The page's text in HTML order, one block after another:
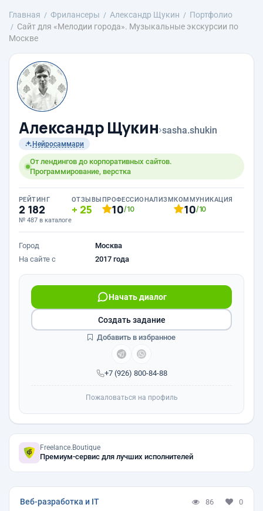
Главная Фрилансеры Александр Щукин
Портфолио
Сайт для «Мелодии города». Музыкальные экскурсии по
Москве
Александр Щукин›sasha.shukin
Нейросаммари
От лендингов до корпоративных сайтов.
Программирование, верстка
РЕЙТИНГ
2 182
№ 487 в каталоге
ОТЗЫВЫ
25
ПРОФЕССИОНАЛИЗМ
10/10
КОММУНИКАЦИЯ
10/10
Город
Москва
На сайте с
2017 года
+7 (926) 800-84-88
Начать диалог
Создать задание
Добавить в избранное
Пожаловаться на профиль
Freelance.Boutique
Премиум-сервис для лучших исполнителей
Веб-разработка и IT 86 0